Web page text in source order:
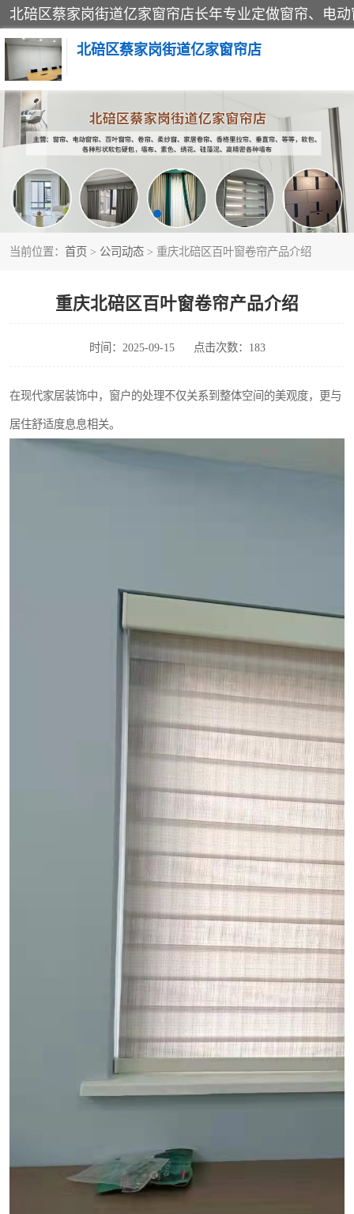
北碚区蔡家岗街道亿家窗帘店
当前位置： 首页 > 公司动态 > 重庆北碚区百叶窗卷帘产品介绍
重庆北碚区百叶窗卷帘产品介绍
时间：2025-09-15 点击次数：183
在现代家居装饰中，窗户的处理不仅关系到整体空间的美观度，更与
居住舒适度息息相关。
软包硬包
窗帘